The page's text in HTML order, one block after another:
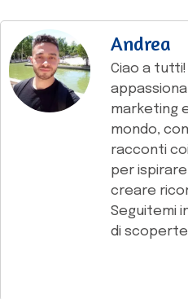
Andrea
Ciao a
marketing
mondo,
racconti
per
creare
Seguitemi
di